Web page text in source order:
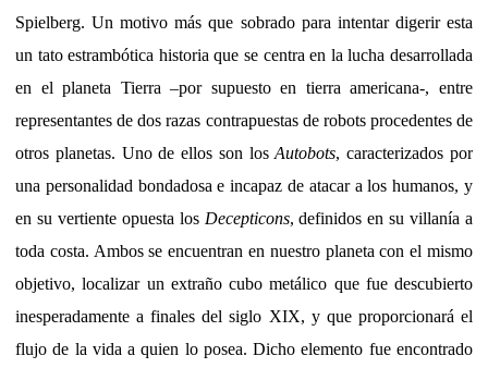
Spielberg. Un motivo más que sobrado para intentar digerir esta
un tato estrambótica historia que se centra en la lucha desarrollada
en el planeta Tierra –por supuesto en tierra americana-, entre
representantes de dos razas contrapuestas de robots procedentes de
otros planetas. Uno de ellos son losAutobots, caracterizados por
una personalidad bondadosa e incapaz de atacar a los humanos, y
en su vertiente opuesta los Decepticons, definidos en su villanía a
toda costa. Ambos se encuentran en nuestro planeta con el mismo
objetivo, localizar un extraño cubo metálico que fue descubierto
inesperadamente a finales del siglo XIX, y que proporcionará el
flujo de la vida a quien lo posea. Dicho elemento fue encontrado